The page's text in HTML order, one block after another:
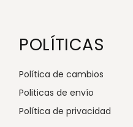
POLÍTICAS
Política de cambios
Politicas de envío
Política de privacidad